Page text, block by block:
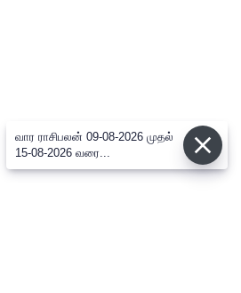
வார ராசிபலன் 09-08-2026 முதல்
15-08-2026 வரை...